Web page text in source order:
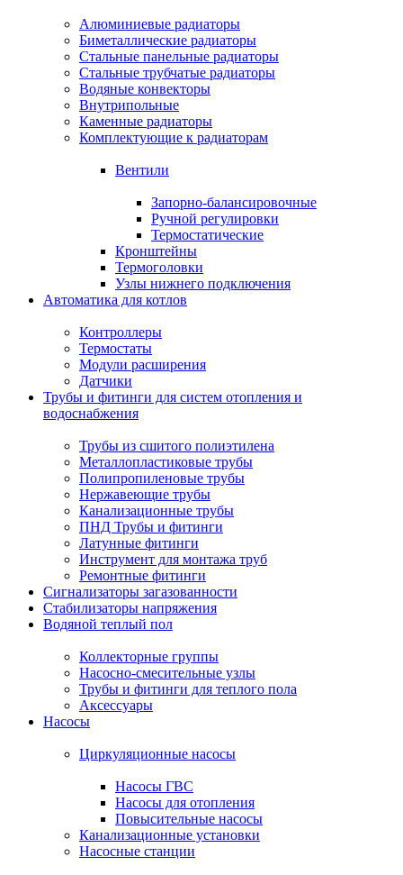
Алюминиевые радиаторы
Биметаллические радиаторы
Стальные панельные радиаторы
Стальные трубчатые радиаторы
Водяные конвекторы
Внутрипольные
Каменные радиаторы
Комплектующие к радиаторам
Вентили
Запорно-балансировочные
Ручной регулировки
Термостатические
Кронштейны
Термоголовки
Узлы нижнего подключения
Автоматика для котлов
Контроллеры
Термостаты
Модули расширения
Датчики
Трубы и фитинги для систем отопления и
водоснабжения
Трубы из сшитого полиэтилена
Металлопластиковые трубы
Полипропиленовые трубы
Нержавеющие трубы
Канализационные трубы
ПНД Трубы и фитинги
Латунные фитинги
Инструмент для монтажа труб
Ремонтные фитинги
Сигнализаторы загазованности
Стабилизаторы напряжения
Водяной теплый пол
Коллекторные группы
Насосно-смесительные узлы
Трубы и фитинги для теплого пола
Аксессуары
Насосы
Циркуляционные насосы
Насосы ГВС
Насосы для отопления
Повысительные насосы
Канализационные установки
Насосные станции